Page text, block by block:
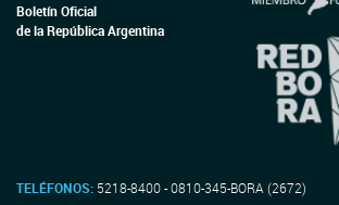
Boletín Oficial
de la República Argentina
TELÉFONOS: 5218-8400 - 0810-345-BORA (2672)